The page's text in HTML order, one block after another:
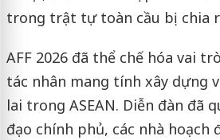
trong trật tự toàn cầu bị chia
AFF 2026 đã thể chế hóa vai
tác nhân mang tính xây dựng
lai trong ASEAN. Diễn đàn đã
đạo chính phủ, các nhà hoạch